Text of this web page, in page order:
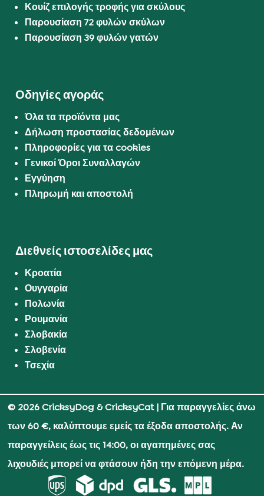
Κουίζ επιλογής τροφής για σκύλους
Παρουσίαση 72 φυλών σκύλων
Παρουσίαση 39 φυλών γατών
Οδηγίες αγοράς
Όλα τα προϊόντα μας
Δήλωση προστασίας δεδομένων
Πληροφορίες για τα cookies
Γενικοί Όροι Συναλλαγών
Εγγύηση
Πληρωμή και αποστολή
Διεθνείς ιστοσελίδες μας
Κροατία
Ουγγαρία
Πολωνία
Ρουμανία
Σλοβακία
Σλοβενία
Τσεχία
© 2026 CricksyDog & CricksyCat| Για παραγγελίες άνω
των 60 €, καλύπτουμε εμείς τα έξοδα αποστολής. Αν
παραγγείλεις έως τις 14:00, οι αγαπημένες σας
λιχουδιές μπορεί να φτάσουν ήδη την επόμενη μέρα.